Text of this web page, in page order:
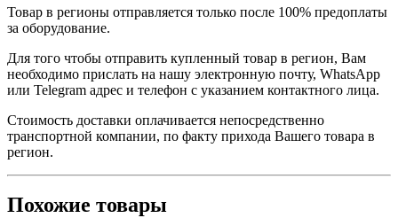
Товар в регионы отправляется только после 100% предоплаты
за оборудование.
Для того чтобы отправить купленный товар в регион, Вам
необходимо прислать на нашу электронную почту, WhatsApp
или Telegram адрес и телефон с указанием контактного лица.
Стоимость доставки оплачивается непосредственно
транспортной компании, по факту прихода Вашего товара в
регион.
Похожие товары